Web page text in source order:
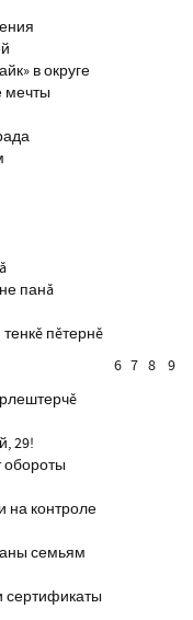
в округе
мечты
панă
пĕтернĕ
29!
на контроле
семьям
сертификаты
6 7 8 9